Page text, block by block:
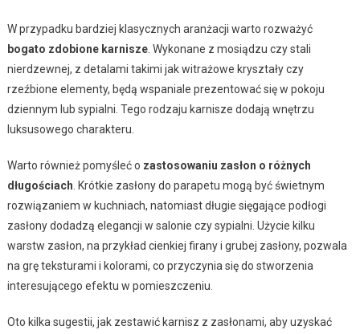
W przypadku bardziej klasycznych aranżacji warto rozważyć
bogato zdobione karnisze. Wykonane z mosiądzu czy stali
nierdzewnej, z detalami takimi jak witrażowe kryształy czy
rzeźbione elementy, będą wspaniale prezentować się w pokoju
dziennym lub sypialni. Tego rodzaju karnisze dodają wnętrzu
luksusowego charakteru.
Warto również pomyśleć o zastosowaniu zasłon o różnych
długościach . Krótkie zasłony do parapetu mogą być świetnym
rozwiązaniem w kuchniach, natomiast długie sięgające podłogi
zasłony dodadzą elegancji w salonie czy sypialni. Użycie kilku
warstw zasłon, na przykład cienkiej firany i grubej zasłony, pozwala
na grę teksturami i kolorami, co przyczynia się do stworzenia
interesującego efektu w pomieszczeniu.
Oto kilka sugestii, jak zestawić karnisz z zasłonami, aby uzyskać